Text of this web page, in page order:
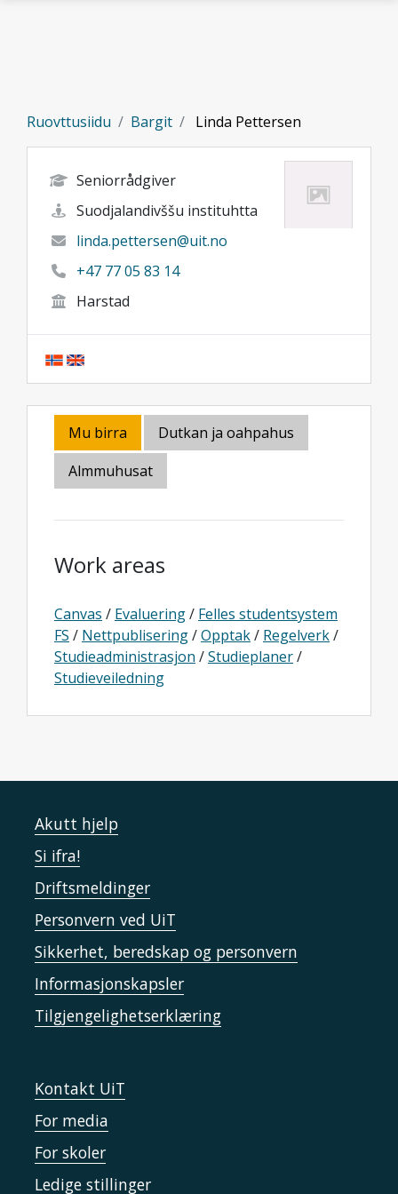
Ruovttusiidu Bargit Linda Pettersen
Seniorrådgiver
Suodjalandivššu instituhtta
linda.pettersen@uit.no
+47 77 05 83 14
Harstad
Mu birra
Dutkan ja oahpahus
Almmuhusat
Work areas
Canvas / Evaluering/ Felles studentsystem
FS / Nettpublisering/Opptak/ Regelverk/
Studieadministrasjon /Studieplaner/
Studieveiledning
Akutt hjelp
Si ifra!
Driftsmeldinger
Personvern ved UiT
Sikkerhet, beredskap og personvern
Informasjonskapsler
Tilgjengelighetserklæring
Kontakt UiT
For media
For skoler
Ledige stillinger